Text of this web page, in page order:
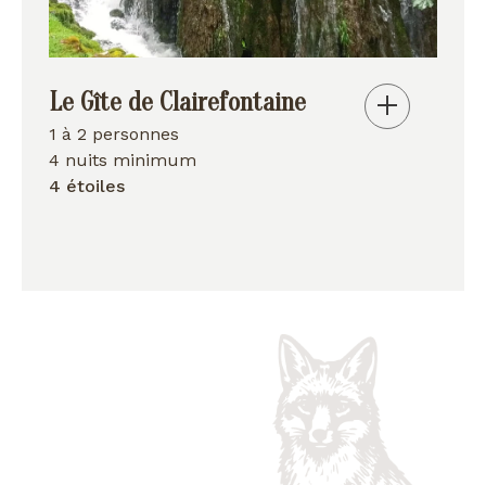
Le Gîte de Clairefontaine
1 à 2 personnes
4 nuits minimum
4 étoiles